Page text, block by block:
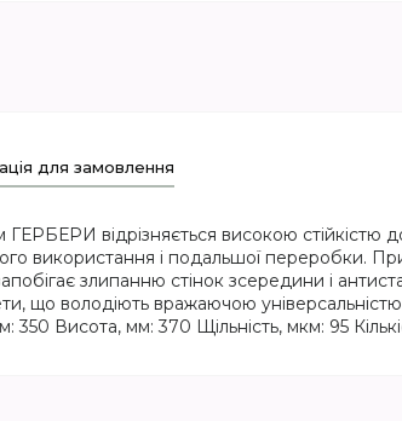
для замовлення
відрізняється високою стійкістю
використання і подальшої переробки.
злипанню стінок зсередини і
що володіють вражаючою
Висота, мм: 370 Щільність, мкм: 95